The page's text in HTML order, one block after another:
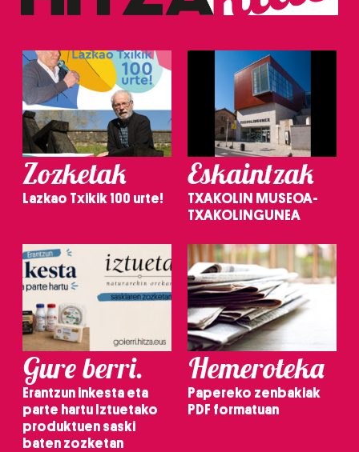
Zozketak
Lazkao Txikik 100 urte!
Eskaintzak
TXAKOLIN MUSEOA-
TXAKOLINGUNEA
Gure berri.
Erantzun inkesta eta
parte hartu Iztuetako
produktuen saski
baten zozketan
Hemeroteka
Papereko zenbakiak
PDF formatuan